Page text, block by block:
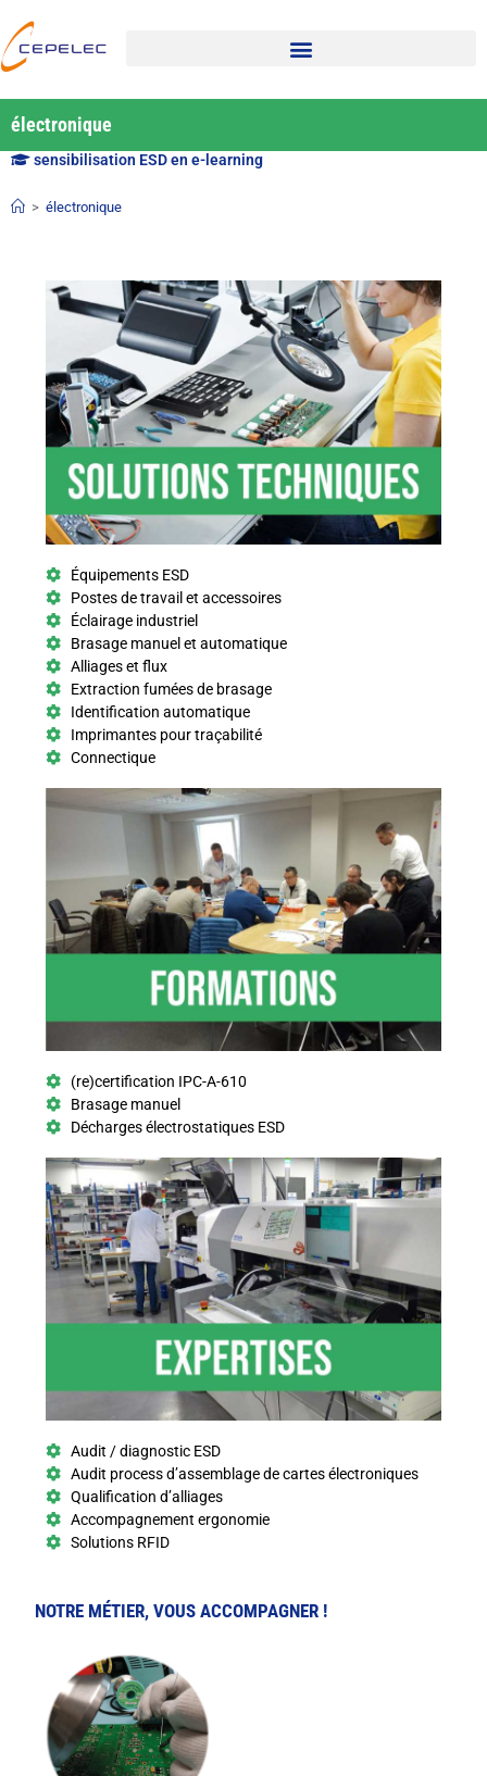
électronique
sensibilisation ESD en e-learning
> électronique
Équipements ESD
Postes de travail et accessoires
Éclairage industriel
Brasage manuel et automatique
Alliages et flux
Extraction fumées de brasage
Identification automatique
Imprimantes pour traçabilité
Connectique
(re)certification IPC-A-610
Brasage manuel
Décharges électrostatiques ESD
Audit / diagnostic ESD
Audit process d’assemblage de cartes électroniques
Qualification d’alliages
Accompagnement ergonomie
Solutions RFID
NOTRE MÉTIER, VOUS ACCOMPAGNER !